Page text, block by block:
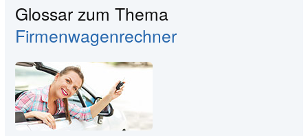
Glossar zum Thema
Firmenwagenrechner